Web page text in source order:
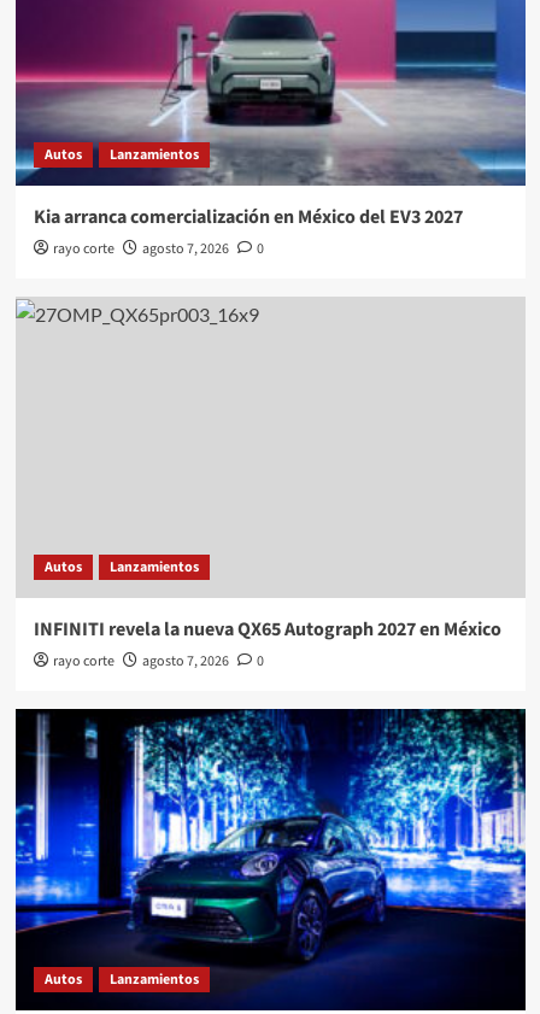
Autos Lanzamientos
Kia arranca comercialización en México del EV3 2027
rayo corte agosto 7, 2026 0
Autos Lanzamientos
INFINITI revela la nueva QX65 Autograph 2027 en México
rayo corte agosto 7, 2026 0
Autos Lanzamientos